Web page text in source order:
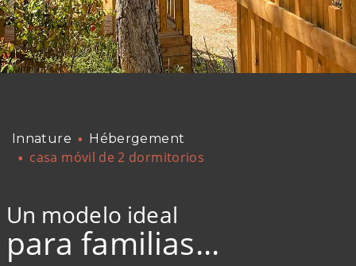
Innature Hébergement
casa móvil de 2 dormitorios
Un modelo ideal
para familias...